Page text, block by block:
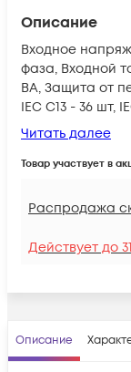
Описание
Входное
фаза, Входной
ВА, Защита от
IEC C13 - 36 шт,
Читать далее
Товар участвует в
Распродажа
Действует до
Описание